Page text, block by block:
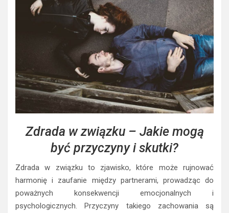
Zdrada w związku – Jakie mogą
być przyczyny i skutki?
Zdrada w związku to zjawisko, które może rujnować
harmonię i zaufanie między partnerami, prowadząc do
poważnych konsekwencji emocjonalnych i
psychologicznych. Przyczyny takiego zachowania są